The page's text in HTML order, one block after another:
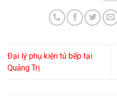
Đại lý phụ kiện tủ bếp tại
Quảng Trị